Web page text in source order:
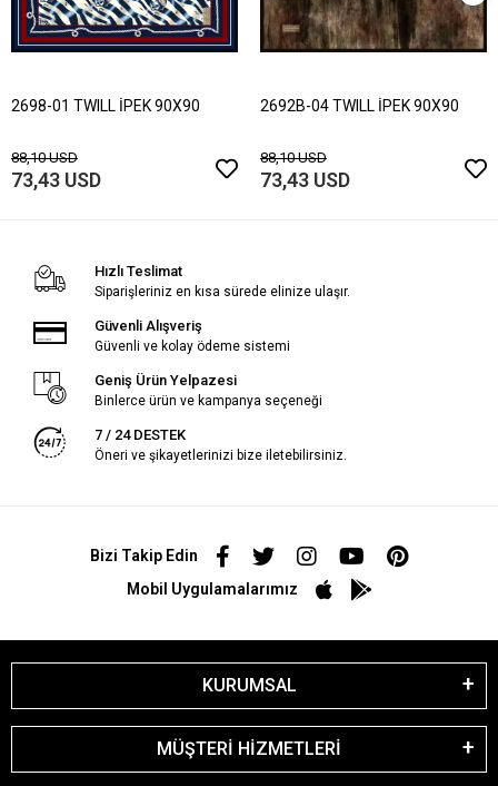
2698-01 TWILL İPEK 90X90
88,10 USD
73,43 USD
2692B-04 TWILL İPEK 90X90
88,10 USD
73,43 USD
Hızlı Teslimat
Siparişleriniz en kısa sürede elinize ulaşır.
Güvenli Alışveriş
Güvenli ve kolay ödeme sistemi
Geniş Ürün Yelpazesi
Binlerce ürün ve kampanya seçeneği
7 / 24 DESTEK
Öneri ve şikayetlerinizi bize iletebilirsiniz.
Bizi Takip Edin
Mobil Uygulamalarımız
KURUMSAL
MÜŞTERİ HİZMETLERİ